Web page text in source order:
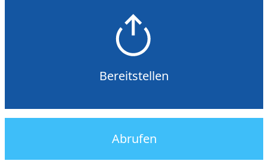
Bereitstellen
Abrufen